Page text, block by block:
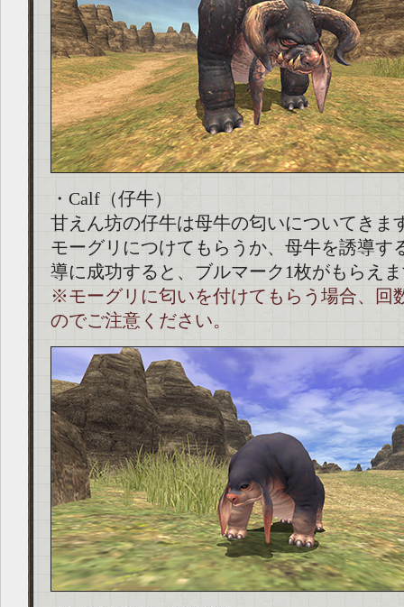
・Calf（仔牛）
甘えん坊の仔牛は母牛の匂いについてきま
モーグリにつけてもらうか、母牛を誘導す
導に成功すると、ブルマーク1枚がもらえ
※モーグリに匂いを付けてもらう場合、回
のでご注意ください。